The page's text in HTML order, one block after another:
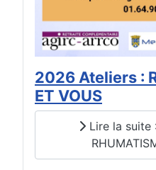
2026 Ateliers :
ET VOUS
Lire la suite